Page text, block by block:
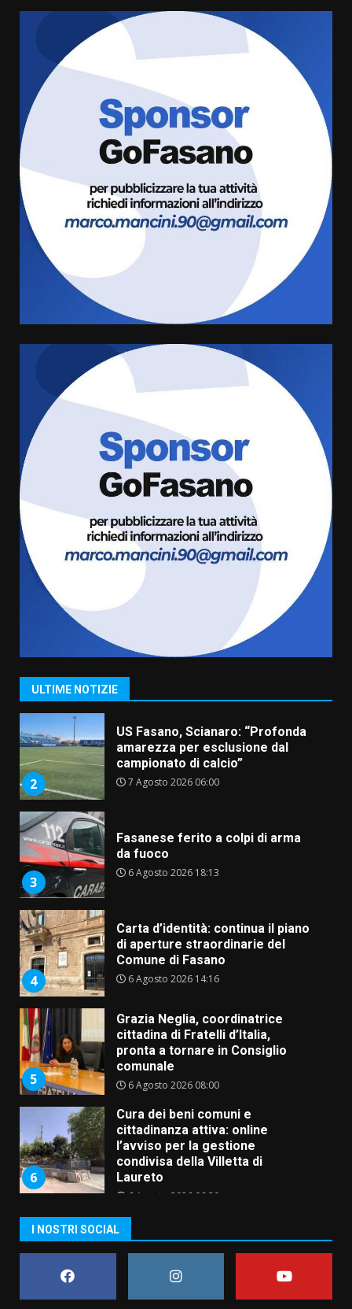
ULTIME NOTIZIE
Fasanese ferito a colpi di arma
da fuoco
6 Agosto 2026 18:13
Carta d’identità: continua il piano
di aperture straordinarie del
Comune di Fasano
cittadina di Fratelli d’Italia,
pronta a tornare in Consiglio
comunale
6 Agosto 2026 08:00
Cura dei beni comuni e
cittadinanza attiva: online
l’avviso per la gestione
condivisa della Villetta di
Laureto
La magia del Minareto e la prima
assoluta de “L’Albergo
Belvedere. Il rapimento”
6 Agosto 2026 06:15
1
“I Contestatori: Musica di
Rivoluzione”: nuovo
appuntamento con “Fasano in
2
US Fasano, Scianaro: “Profonda
amarezza per esclusione dal
campionato di calcio”
7 Agosto 2026 06:00
3
Fasanese ferito a colpi di arma
da fuoco
6 Agosto 2026 18:13
4
Carta d’identità: continua il piano
di aperture straordinarie del
Comune di Fasano
6 Agosto 2026 14:16
5
Grazia Neglia, coordinatrice
cittadina di Fratelli d’Italia,
pronta a tornare in Consiglio
comunale
6 Agosto 2026 08:00
6
Cura dei beni comuni e
cittadinanza attiva: online
l’avviso per la gestione
condivisa della Villetta di
Laureto
6 Agosto 2026 06:20
assoluta de “L’Albergo
Belvedere. Il rapimento”
6 Agosto 2026 06:15
I NOSTRI SOCIAL